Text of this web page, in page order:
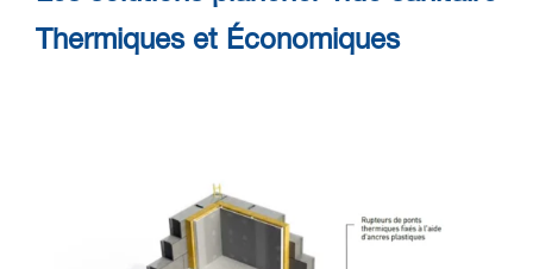
Thermiques et Économiques